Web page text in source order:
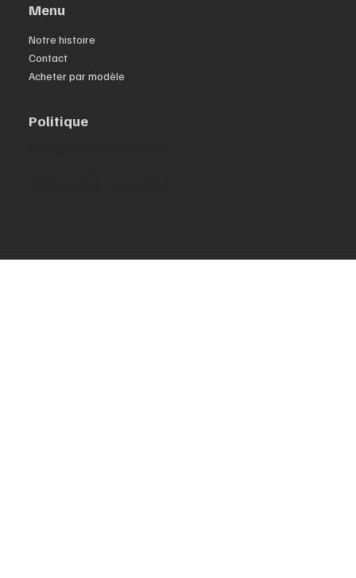
Menu
Notre histoire
Contact
Acheter par modèle
Politique